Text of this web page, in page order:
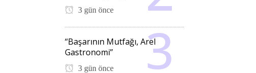
3 gün önce
“Başarının Mutfağı, Arel
Gastronomi”
3 gün önce